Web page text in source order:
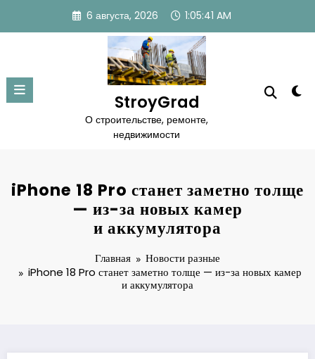
содержимому
6 августа, 2026 1:05:41 AM
StroyGrad
О строительстве, ремонте,
недвижимости
iPhone 18 Pro станет заметно толще
— из-за новых камер
и аккумулятора
Главная
Новости разные
iPhone 18 Pro станет заметно толще — из-за новых камер
и аккумулятора